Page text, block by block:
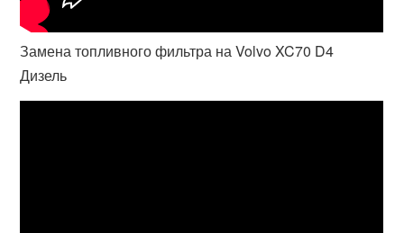
Замена топливного фильтра на Volvo XC70 D4
Дизель